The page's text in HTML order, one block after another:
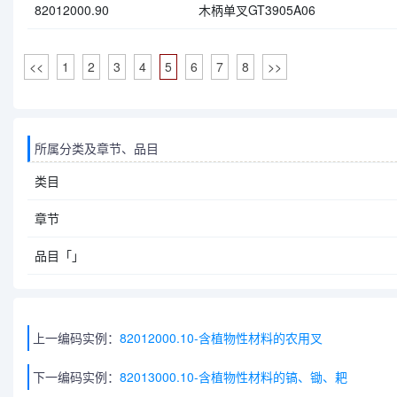
82012000.90 木柄单叉GT3905A06
<< 1 2 3 4 5 6 7 8 >>
所属分类及章节、品目
类目
章节
品目「」
上一编码实例： 82012000.10-含植物性材料的农用叉
下一编码实例： 82013000.10-含植物性材料的镐、锄、耙